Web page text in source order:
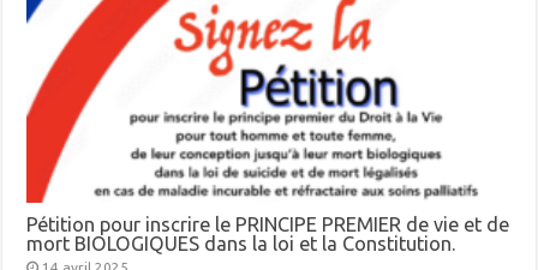
Pétition pour inscrire le PRINCIPE PREMIER de vie et de
mort BIOLOGIQUES dans la loi et la Constitution.